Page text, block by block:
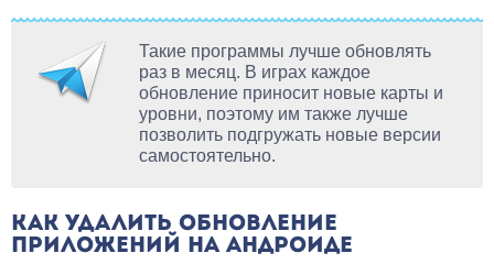
Такие программы лучше обновлять
раз в месяц. В играх каждое
обновление приносит новые карты и
уровни, поэтому им также лучше
позволить подгружать новые версии
самостоятельно.
КАК УДАЛИТЬ ОБНОВЛЕНИЕ
ПРИЛОЖЕНИЙ НА АНДРОИДЕ